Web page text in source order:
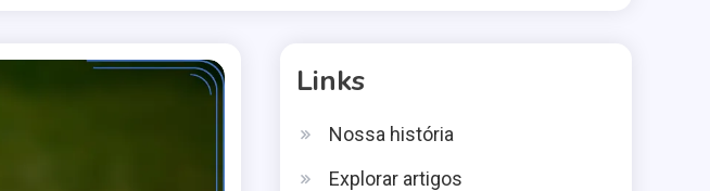
Links
Nossa história
Explorar artigos